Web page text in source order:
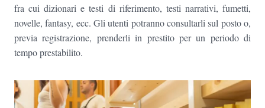
fra cui dizionari e testi di riferimento, testi narrativi, fumetti,
novelle, fantasy, ecc. Gli utenti potranno consultarli sul posto o,
previa registrazione, prenderli in prestito per un periodo di
tempo prestabilito.